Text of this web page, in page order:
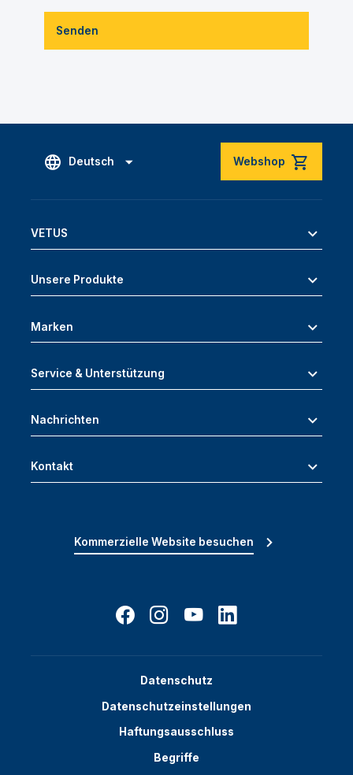
Senden
Deutsch Webshop
VETUS
Unsere Produkte
Marken
Service & Unterstützung
Nachrichten
Kontakt
Kommerzielle Website besuchen
Datenschutz
Datenschutzeinstellungen
Haftungsausschluss
Begriffe